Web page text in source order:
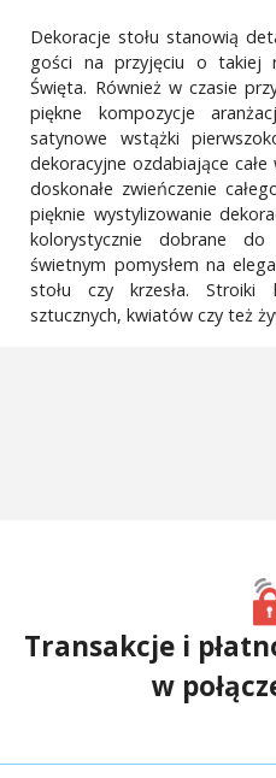
Dekoracje stołu stanowią
gości na przyjęciu o takiej
Święta. Również w czasie
piękne kompozycje
satynowe wstążki
dekoracyjne ozdabiające
doskonałe zwieńczenie
pięknie wystylizowanie
kolorystycznie dobrane
świetnym pomysłem na
stołu czy krzesła.
sztucznych, kwiatów czy też
Transakcje i
w